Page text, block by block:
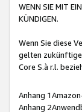
WENN SIE MIT
KÜNDIGEN.
Wenn Sie diese
gelten zukünftige
Core S.à r.l.
Anhang
Anhang